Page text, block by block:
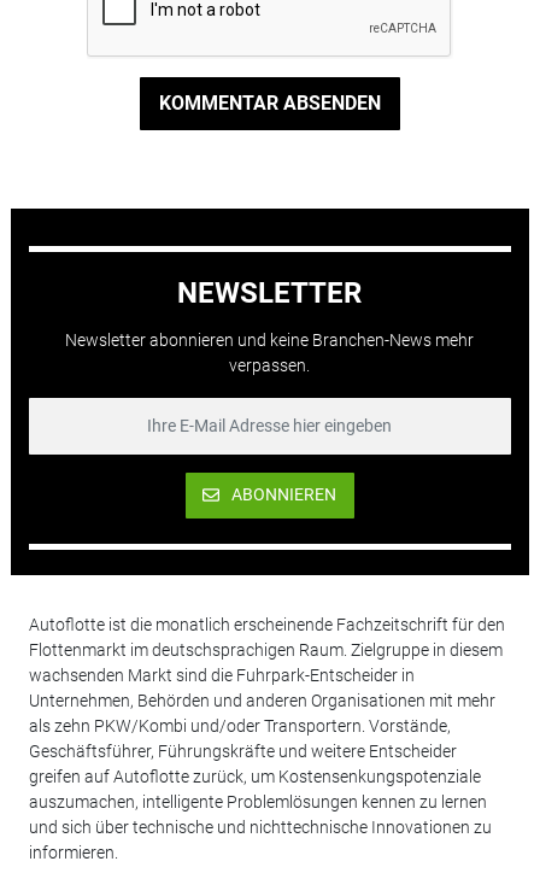
KOMMENTAR ABSENDEN
NEWSLETTER
Newsletter abonnieren und keine Branchen-News mehr
verpassen.
ABONNIEREN
Autoflotte ist die monatlich erscheinende Fachzeitschrift für den
Flottenmarkt im deutschsprachigen Raum. Zielgruppe in diesem
wachsenden Markt sind die Fuhrpark-Entscheider in
Unternehmen, Behörden und anderen Organisationen mit mehr
als zehn PKW/Kombi und/oder Transportern. Vorstände,
Geschäftsführer, Führungskräfte und weitere Entscheider
greifen auf Autoflotte zurück, um Kostensenkungspotenziale
auszumachen, intelligente Problemlösungen kennen zu lernen
und sich über technische und nichttechnische Innovationen zu
informieren.